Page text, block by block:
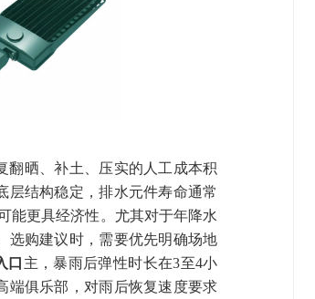
翻晒、补土、压实的人工成本积
层结构稳定，排水元件寿命通常
能更具经济性。尤其对于年降水
选购建议时，需要优先明确场地
口 主，暴雨后弹性时长在3至4小
端俱乐部，对雨后恢复速度要求